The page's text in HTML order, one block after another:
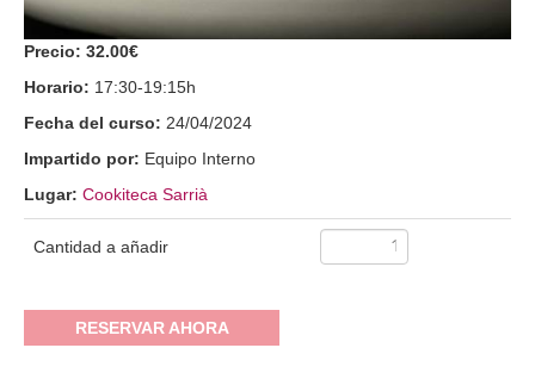
Precio: 32.00€
Horario: 17:30-19:15h
Fecha del curso: 24/04/2024
Impartido por: Equipo Interno
Lugar: Cookiteca Sarrià
Cantidad a añadir
RESERVAR AHORA